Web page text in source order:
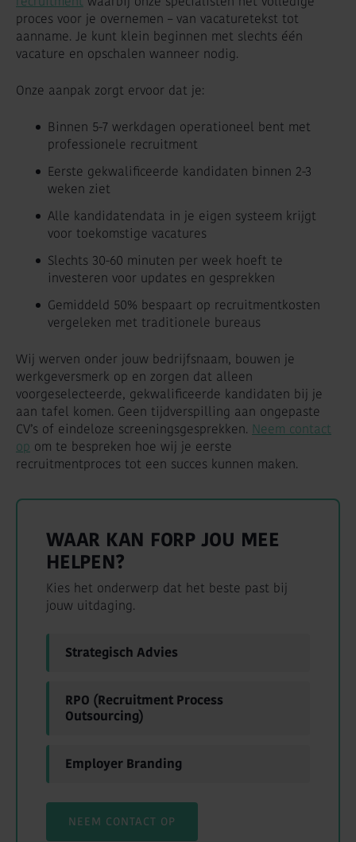
proces voor je overnemen – van vacaturetekst tot
aanname. Je kunt klein beginnen met slechts één
vacature en opschalen wanneer nodig.
Onze aanpak zorgt ervoor dat je:
Binnen 5-7 werkdagen operationeel bent met
professionele recruitment
Eerste gekwalificeerde kandidaten binnen 2-3
weken ziet
Alle kandidatendata in je eigen systeem krijgt
voor toekomstige vacatures
Slechts 30-60 minuten per week hoeft te
investeren voor updates en gesprekken
Gemiddeld 50% bespaart op recruitmentkosten
vergeleken met traditionele bureaus
Wij werven onder jouw bedrijfsnaam, bouwen je
werkgeversmerk op en zorgen dat alleen
voorgeselecteerde, gekwalificeerde kandidaten bij je
aan tafel komen. Geen tijdverspilling aan ongepaste
CV’s of eindeloze screeningsgesprekken. Neem contact
op om te bespreken hoe wij je eerste
recruitmentproces tot een succes kunnen maken.
WAAR KAN FORP JOU MEE
HELPEN?
Kies het onderwerp dat het beste past bij
jouw uitdaging.
Strategisch Advies
RPO (Recruitment Process
Outsourcing)
Employer Branding
NEEM CONTACT OP